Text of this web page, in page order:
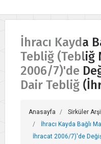
İhracı Kayda
Tebliğ (Tebliğ
2006/7)'de
Dair Tebliğ
Anasayfa
Sirküler
İhracı Kayda Bağlı
İhracat 2006/7)'de